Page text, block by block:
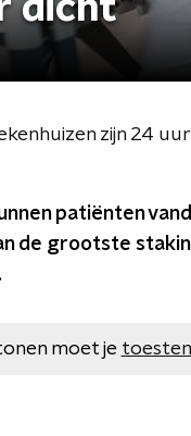
dicht
zijn 24
patiënten
de grootste
moet je